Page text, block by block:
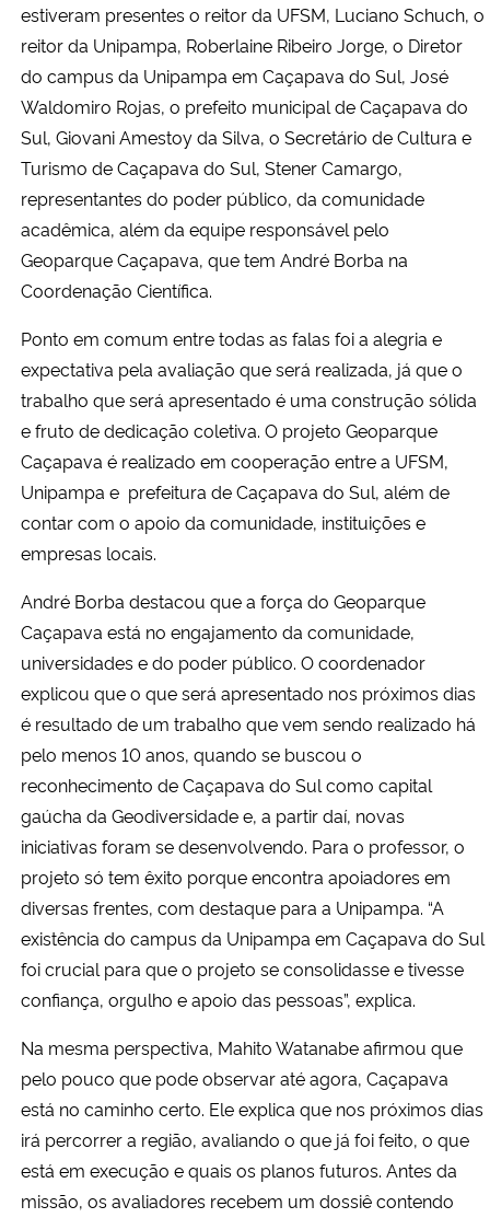
estiveram presentes o reitor da UFSM, Luciano Schuch, o
reitor da Unipampa, Roberlaine Ribeiro Jorge, o Diretor
do campus da Unipampa em Caçapava do Sul, José
Waldomiro Rojas, o prefeito municipal de Caçapava do
Sul, Giovani Amestoy da Silva, o Secretário de Cultura e
Turismo de Caçapava do Sul, Stener Camargo,
representantes do poder público, da comunidade
acadêmica, além da equipe responsável pelo
Geoparque Caçapava, que tem André Borba na
Coordenação Científica.
Ponto em comum entre todas as falas foi a alegria e
expectativa pela avaliação que será realizada, já que o
trabalho que será apresentado é uma construção sólida
e fruto de dedicação coletiva. O projeto Geoparque
Caçapava é realizado em cooperação entre a UFSM,
Unipampa e prefeitura de Caçapava do Sul, além de
contar com o apoio da comunidade, instituições e
empresas locais.
André Borba destacou que a força do Geoparque
Caçapava está no engajamento da comunidade,
universidades e do poder público. O coordenador
explicou que o que será apresentado nos próximos dias
é resultado de um trabalho que vem sendo realizado há
pelo menos 10 anos, quando se buscou o
reconhecimento de Caçapava do Sul como capital
gaúcha da Geodiversidade e, a partir daí, novas
iniciativas foram se desenvolvendo. Para o professor, o
projeto só tem êxito porque encontra apoiadores em
diversas frentes, com destaque para a Unipampa. “A
existência do campus da Unipampa em Caçapava do Sul
foi crucial para que o projeto se consolidasse e tivesse
confiança, orgulho e apoio das pessoas”, explica.
Na mesma perspectiva, Mahito Watanabe afirmou que
pelo pouco que pode observar até agora, Caçapava
está no caminho certo. Ele explica que nos próximos dias
irá percorrer a região, avaliando o que já foi feito, o que
está em execução e quais os planos futuros. Antes da
missão, os avaliadores recebem um dossiê contendo